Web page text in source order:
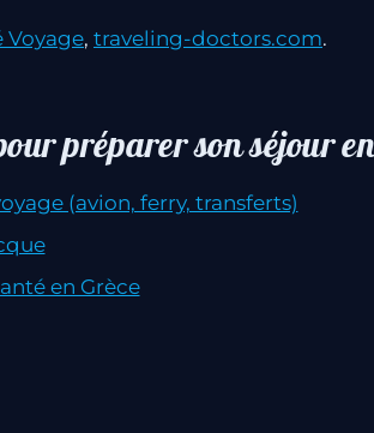
Voyage, traveling-doctors.com.
préparer son séjour
(avion, ferry, transferts)
en Grèce